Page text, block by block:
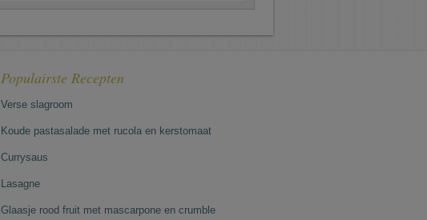
Populairste Recepten
Verse slagroom
Koude pastasalade met rucola en kerstomaat
Currysaus
Lasagne
Glaasje rood fruit met mascarpone en crumble